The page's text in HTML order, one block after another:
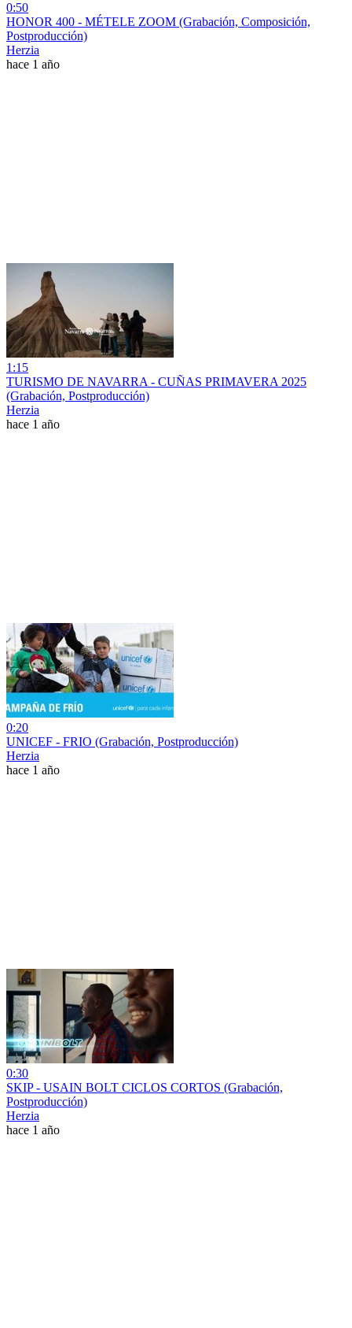
0:50
HONOR 400 - MÉTELE ZOOM (Grabación, Composición,
Postproducción)
Herzia
hace 1 año
1:15
TURISMO DE NAVARRA - CUÑAS PRIMAVERA 2025
(Grabación, Postproducción)
Herzia
hace 1 año
0:20
UNICEF - FRIO (Grabación, Postproducción)
Herzia
hace 1 año
0:30
SKIP - USAIN BOLT CICLOS CORTOS (Grabación,
Postproducción)
Herzia
hace 1 año